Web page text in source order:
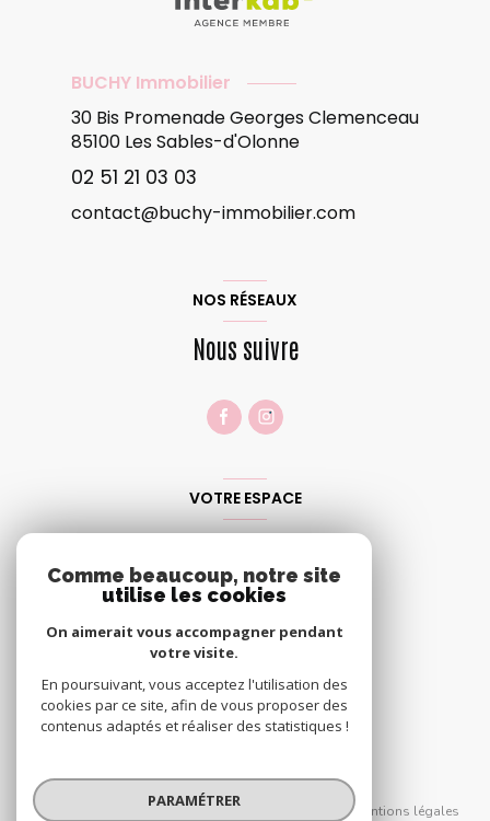
BUCHY Immobilier
30 Bis Promenade Georges Clemenceau
85100 Les Sables-d'Olonne
02 51 21 03 03
contact@buchy-immobilier.com
NOS RÉSEAUX
Nous suivre
VOTRE ESPACE
© 2026 | Tous droits réservés
Nos partenaires
Nos honoraires Mentions légales
Comme beaucoup, notre site
utilise les cookies
On aimerait vous accompagner pendant
votre visite.
En poursuivant, vous acceptez l'utilisation des
cookies par ce site, afin de vous proposer des
contenus adaptés et réaliser des statistiques !
PARAMÉTRER